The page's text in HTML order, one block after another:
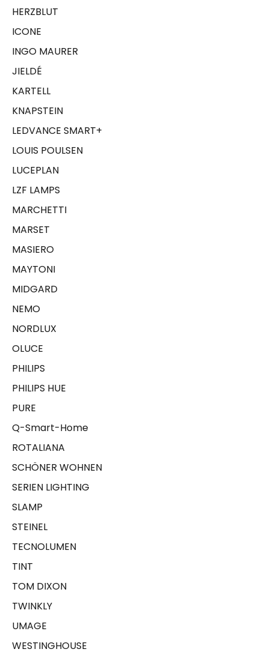
HERZBLUT
ICONE
INGO MAURER
JIELDÉ
KARTELL
KNAPSTEIN
LEDVANCE SMART+
LOUIS POULSEN
LUCEPLAN
LZF LAMPS
MARCHETTI
MARSET
MASIERO
MAYTONI
MIDGARD
NEMO
NORDLUX
OLUCE
PHILIPS
PHILIPS HUE
PURE
Q-Smart-Home
ROTALIANA
SCHÖNER WOHNEN
SERIEN LIGHTING
SLAMP
STEINEL
TECNOLUMEN
TINT
TOM DIXON
TWINKLY
UMAGE
WESTINGHOUSE